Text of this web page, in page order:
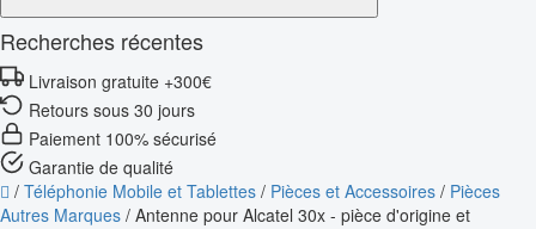
Recherches récentes
Livraison gratuite +300€
Retours sous 30 jours
Paiement 100% sécurisé
Garantie de qualité
/ Téléphonie Mobile et Tablettes / Pièces et Accessoires / Pièces
Autres Marques / Antenne pour Alcatel 30x - pièce d'origine et